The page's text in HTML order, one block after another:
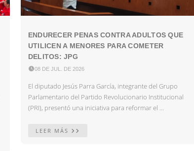
ENDURECER PENAS CONTRA ADULTOS QUE
UTILICEN A MENORES PARA COMETER
DELITOS: JPG
08 DE JUL. DE 2026
El diputado Jesús Parra García, integrante del Grupo
Parlamentario del Partido Revolucionario Institucional
(PRI), presentó una iniciativa para reformar el ...
LEER MÁS